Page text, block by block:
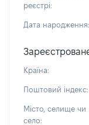
реєстрі:
Дата народження:
Країна:
Поштовий індекс:
Місто, селище чи
село: